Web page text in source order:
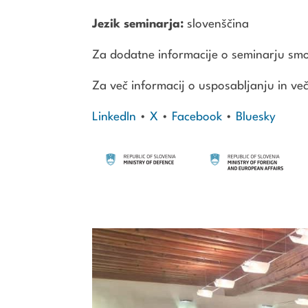
Jezik seminarja:slovenščina
Za dodatne informacije o seminarju
Za več informacij o usposabljanju in
LinkedIn •X • Facebook • Bluesky